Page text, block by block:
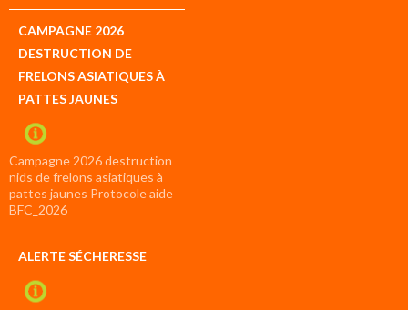
CAMPAGNE 2026
DESTRUCTION DE
FRELONS ASIATIQUES À
PATTES JAUNES
Campagne 2026 destruction
nids de frelons asiatiques à
pattes jaunes Protocole aide
BFC_2026
ALERTE SÉCHERESSE